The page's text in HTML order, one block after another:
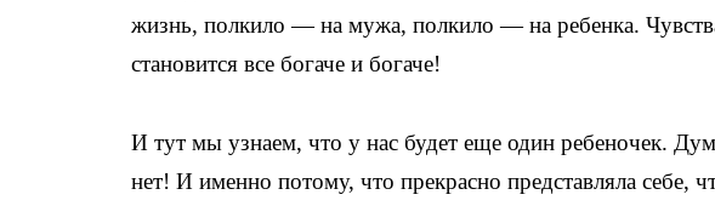
жизнь, полкило — на мужа, полкило — на ребенка.
становится все богаче и богаче!
И тут мы узнаем, что у нас будет еще один ребеночек.
нет! И именно потому, что прекрасно представляла